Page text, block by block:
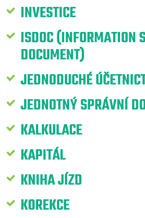
INVESTICE
ISDOC (INFORMATION
DOCUMENT)
JEDNODUCHÉ
JEDNOTNÝ SPRÁVNÍ
KALKULACE
KAPITÁL
KNIHA JÍZD
KOREKCE